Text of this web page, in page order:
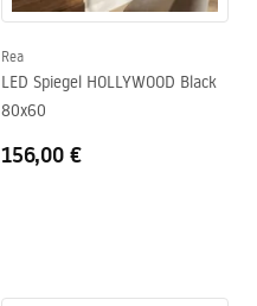
Rea
LED Spiegel HOLLYWOOD Black
80x60
156,00 €